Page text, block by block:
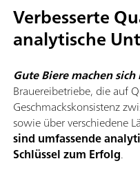
Verbesserte
analytische
Gute Biere machen
Brauereibetriebe, die auf
Geschmackskonsistenz
sowie über verschiedene
sind umfassende
Schlüssel zum Erfolg.